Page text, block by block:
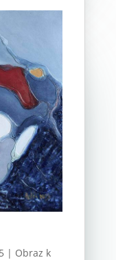
| Obraz k